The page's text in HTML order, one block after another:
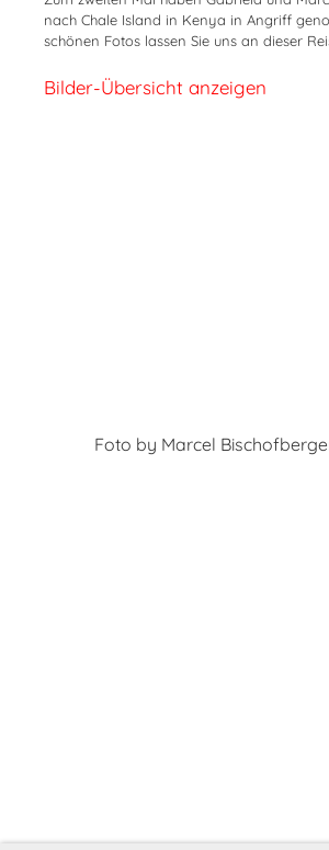
nach Chale Island in Kenya in Angriff
schönen Fotos lassen Sie uns an dieser
Bilder-Übersicht anzeigen
Foto by Marcel